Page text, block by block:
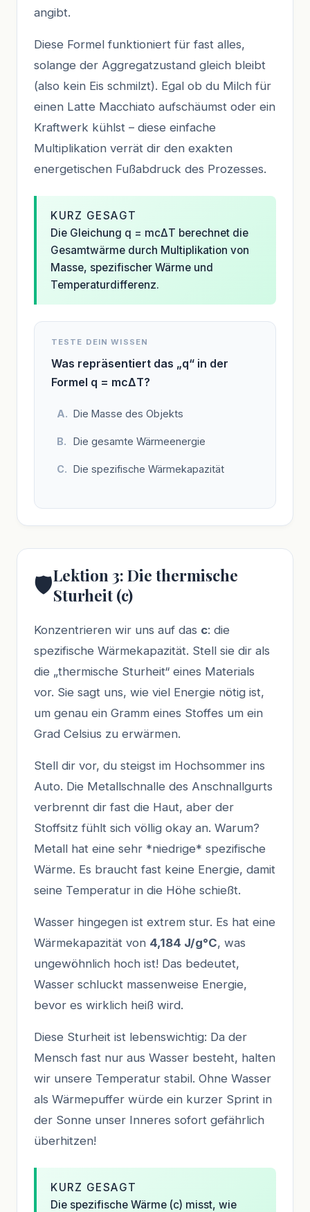
angibt.
Diese Formel funktioniert für fast alles,
solange der Aggregatzustand gleich bleibt
(also kein Eis schmilzt). Egal ob du Milch für
einen Latte Macchiato aufschäumst oder ein
Kraftwerk kühlst – diese einfache
Multiplikation verrät dir den exakten
energetischen Fußabdruck des Prozesses.
KURZ GESAGT
Die Gleichung q = mcΔT berechnet die
Gesamtwärme durch Multiplikation von
Masse, spezifischer Wärme und
Temperaturdifferenz.
TESTE DEIN WISSEN
Was repräsentiert das „q“ in der
Formel q = mcΔT?
Die Masse des Objekts
Die gesamte Wärmeenergie
Die spezifische Wärmekapazität
🛡️Lektion 3: Die thermische
Sturheit (c)
Konzentrieren wir uns auf das c: die
spezifische Wärmekapazität. Stell sie dir als
die „thermische Sturheit“ eines Materials
vor. Sie sagt uns, wie viel Energie nötig ist,
um genau ein Gramm eines Stoffes um ein
Grad Celsius zu erwärmen.
Stell dir vor, du steigst im Hochsommer ins
Auto. Die Metallschnalle des Anschnallgurts
verbrennt dir fast die Haut, aber der
Stoffsitz fühlt sich völlig okay an. Warum?
Metall hat eine sehr *niedrige* spezifische
Wärme. Es braucht fast keine Energie, damit
seine Temperatur in die Höhe schießt.
Wasser hingegen ist extrem stur. Es hat eine
Wärmekapazität von 4,184 J/g°C, was
ungewöhnlich hoch ist! Das bedeutet,
Wasser schluckt massenweise Energie,
bevor es wirklich heiß wird.
Diese Sturheit ist lebenswichtig: Da der
Mensch fast nur aus Wasser besteht, halten
wir unsere Temperatur stabil. Ohne Wasser
als Wärmepuffer würde ein kurzer Sprint in
der Sonne unser Inneres sofort gefährlich
überhitzen!
KURZ GESAGT
Die spezifische Wärme (c) misst, wie